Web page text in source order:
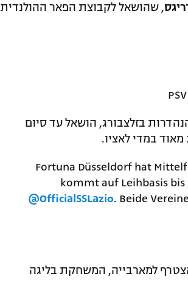
, שהושאל לקבוצת הפאר ההולנדית
בזלצבורג, הושאל עד סיום
במדי לאציו.
Fortuna Düsseldorf hat
kommt auf Leihbasis
@OfficialSSLazio. Beide
למארבייה, המשחקת בליגה